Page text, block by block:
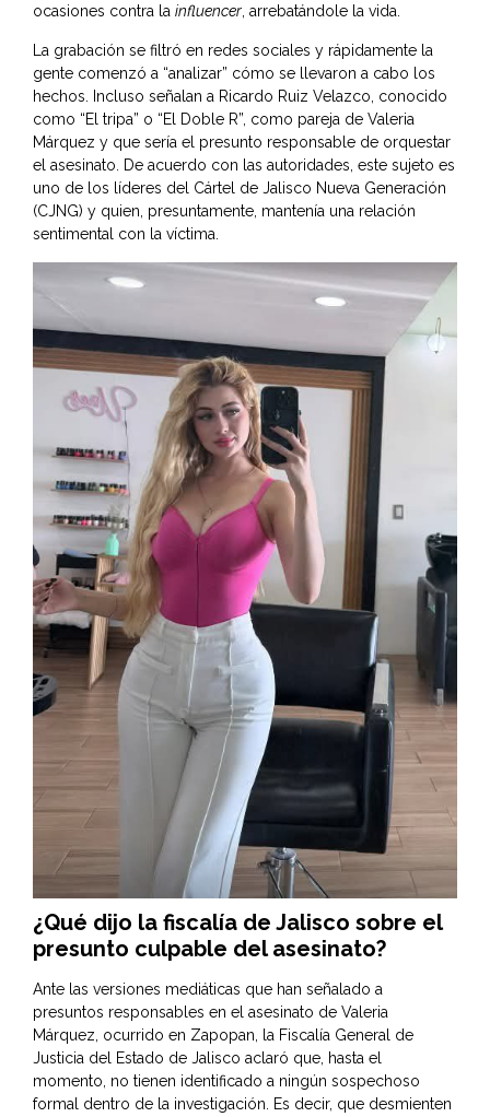
ocasiones contra la influencer, arrebatándole la vida.
La grabación se filtró en redes sociales y rápidamente la
gente comenzó a “analizar” cómo se llevaron a cabo los
hechos. Incluso señalan a Ricardo Ruiz Velazco, conocido
como “El tripa” o “El Doble R”, como pareja de Valeria
Márquez y que sería el presunto responsable de orquestar
el asesinato. De acuerdo con las autoridades, este sujeto es
uno de los líderes del Cártel de Jalisco Nueva Generación
(CJNG) y quien, presuntamente, mantenía una relación
sentimental con la víctima.
¿Qué dijo la fiscalía de Jalisco sobre el
presunto culpable del asesinato?
Ante las versiones mediáticas que han señalado a
presuntos responsables en el asesinato de Valeria
Márquez, ocurrido en Zapopan, la Fiscalía General de
Justicia del Estado de Jalisco aclaró que, hasta el
momento, no tienen identificado a ningún sospechoso
formal dentro de la investigación. Es decir, que desmienten